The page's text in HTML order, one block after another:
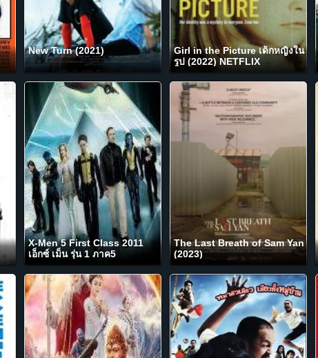
New Turn (2021)
Girl in the Picture เด็กหญิงใน
รูป (2022) NETFLIX
X-Men 5 First Class 2011
เอ็กซ์ เม็น รุ่น 1 ภาค5
The Last Breath of Sam Yan
(2023)